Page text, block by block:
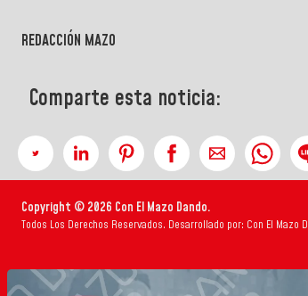
REDACCIÓN MAZO
Comparte esta noticia:
Copyright © 2026 Con El Mazo Dando.
Todos Los Derechos Reservados. Desarrollado por: Con El Mazo